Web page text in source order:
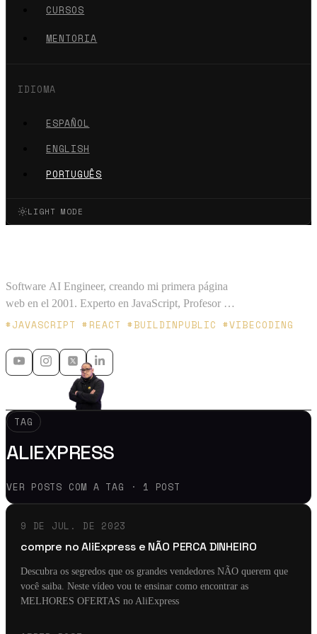
CURSOS
MENTORIA
IDIOMA
ESPAÑOL
ENGLISH
PORTUGUÊS
LIGHT MODE
Software AI Engineer, creando mi primera página
web en el 2001. Experto en JavaScript, Profesor en
Platzi y Microsoft MVP - 🇲🇽 🇨🇴
#JAVASCRIPT #REACT #BUILDINPUBLIC #VIBECODING
TAG
ALIEXPRESS
VER POSTS COM A TAG · 1 POST
9 DE JUL. DE 2023
compre no AliExpress e NÃO PERCA DINHEIRO
Descubra os segredos que os grandes vendedores NÃO querem que
você saiba. Neste vídeo vou te ensinar como encontrar as
MELHORES OFERTAS no AliExpress